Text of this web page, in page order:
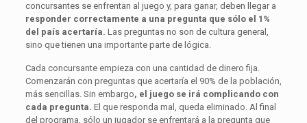
concursantes se enfrentan al juego y, para ganar, deben llegar a
responder correctamente a una pregunta que sólo el 1%
del país acertaría. Las preguntas no son de cultura general,
sino que tienen una importante parte de lógica.
Cada concursante empieza con una cantidad de dinero fija.
Comenzarán con preguntas que acertaría el 90% de la población,
más sencillas. Sin embargo, el juego se irá complicando con
cada pregunta. El que responda mal, queda eliminado. Al final
del programa, sólo un jugador se enfrentará a la pregunta que